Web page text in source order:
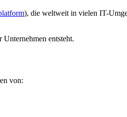
), die weltweit in vielen IT-
entsteht.
von: